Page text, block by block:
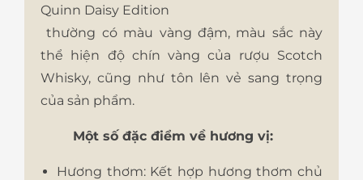
Quinn Daisy Edition
thường có màu vàng đậm, màu sắc này
thể hiện độ chín vàng của rượu Scotch
Whisky, cũng như tôn lên vẻ sang trọng
của sản phẩm.
Một số đặc điểm về hương vị:
Hương thơm: Kết hợp hương thơm chủ